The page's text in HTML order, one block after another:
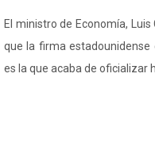
El ministro de Economía,
que la firma estadounidense
es la que acaba de oficializar